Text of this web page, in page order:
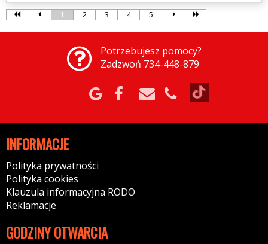
1 2 3 4 5
Potrzebujesz pomocy?
Zadzwoń 734-448-879
INFORMACJE
Polityka prywatności
Polityka cookies
Klauzula informacyjna RODO
Reklamacje
GODZINY OTWARCIA